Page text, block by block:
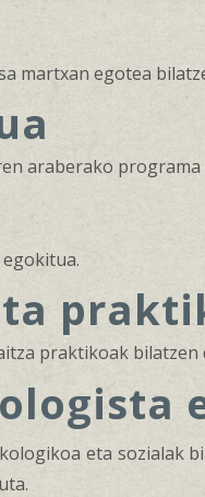
martxan egotea
araberako programa
praktikoak bilatzen
eta sozialak